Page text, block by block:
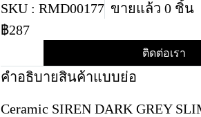
SKU : RMD00177 ขายแล้ว 0 ชิ้น
฿287
ติดต่อเรา
คำอธิบายสินค้าแบบย่อ
Ceramic SIREN DARK GREY